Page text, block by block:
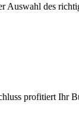
des
profitiert